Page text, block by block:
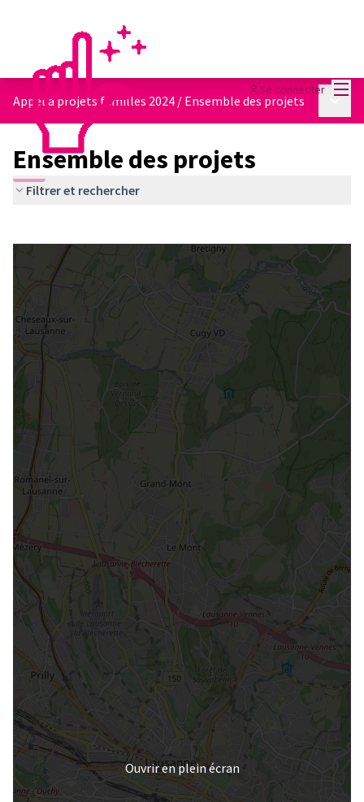
Se connecter
Appel à projets familles 2024 / Ensemble des projets
Ensemble des projets
Filtrer et rechercher
Ouvrir en plein écran